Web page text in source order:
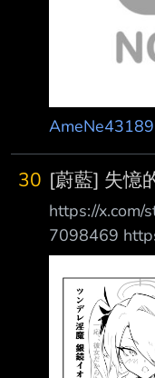
AmeNe43189
30 [蔚藍] 失憶
https://
7098469
https://
以救為師嗎 --